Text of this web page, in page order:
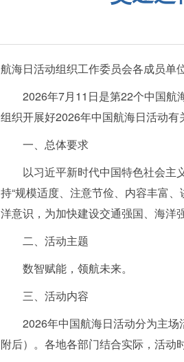
航海日活动组织工作委员会各成员单
2026年7月11日是第22个中国航
组织开展好2026年中国航海日活动有
一、总体要求
以习近平新时代中国特色社会主
持“规模适度、注意节俭、内容丰富
洋意识，为加快建设交通强国、海洋
二、活动主题
数智赋能，领航未来。
三、活动内容
2026年中国航海日活动分为主
附后）。各地各部门结合实际，活动